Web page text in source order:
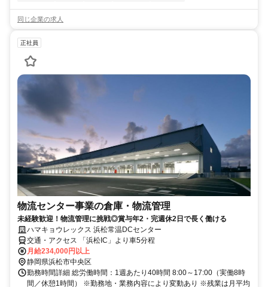
同じ企業の求人
正社員
物流センター事業の倉庫・物流管理
未経験歓迎！物流管理に挑戦◎賞与年2・完週休2日で長く働ける
ハマキョウレックス 浜松常温DCセンター
交通・アクセス 「浜松IC」より車5分程
月給234,000円以上
静岡県浜松市中央区
勤務時間詳細 総労働時間：1週あたり40時間 8:00～17:00（実働8時
間／休憩1時間） ※勤務地・業務内容により変動あり ※残業は月平均